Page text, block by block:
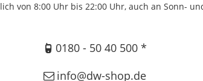
von 8:00 Uhr bis 22:00 Uhr, auch an Sonn-
0180 - 50 40 500 *
info@dw-shop.de